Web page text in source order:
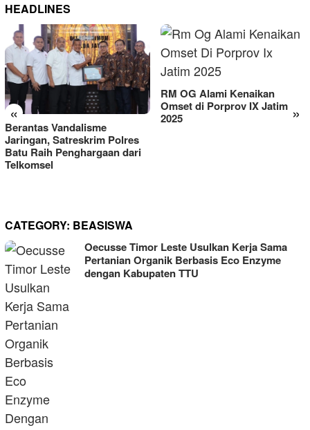
HEADLINES
« »
Berantas Vandalisme
Jaringan, Satreskrim Polres
Batu Raih Penghargaan dari
Telkomsel
RM OG Alami Kenaikan
Omset di Porprov IX Jatim
2025
CATEGORY: BEASISWA
Oecusse Timor Leste Usulkan Kerja Sama
Pertanian Organik Berbasis Eco Enzyme
dengan Kabupaten TTU